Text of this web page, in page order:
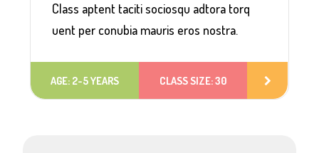
Class aptent taciti sociosqu adtora torq
uent per conubia mauris eros nostra.
AGE: 2-5 YEARS CLASS SIZE: 30